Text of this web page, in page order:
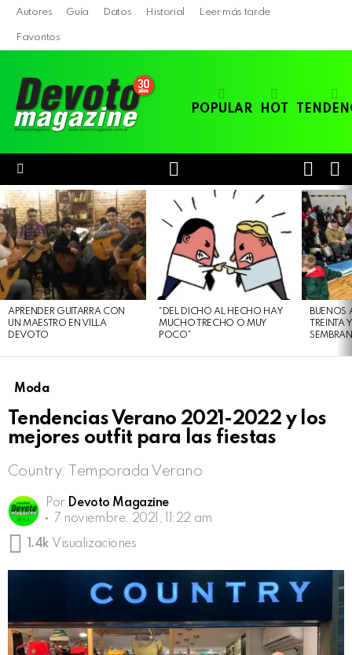
Autores Guía Datos Historial Leer más tarde
Favoritos
POPULAR HOT
SKIN
LATEST
STORIES
APRENDER GUITARRA CON
UN MAESTRO EN VILLA
DEVOTO
“DEL DICHO AL HECHO HAY
MUCHO TRECHO O MUY
POCO”
BUENOS
Moda
Tendencias Verano 2021-2022 y los
mejores outfit para las fiestas
Country: Temporada Verano
Por Devoto Magazine
7 noviembre, 2021, 11:22 am
1.4k Visualizaciones